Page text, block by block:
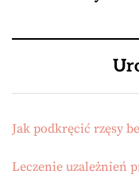
Jak podkręcić rzęsy
Leczenie uzależnień